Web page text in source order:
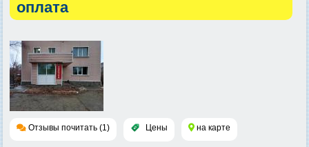
оплата
Отзывы почитать (1) Цены на карте